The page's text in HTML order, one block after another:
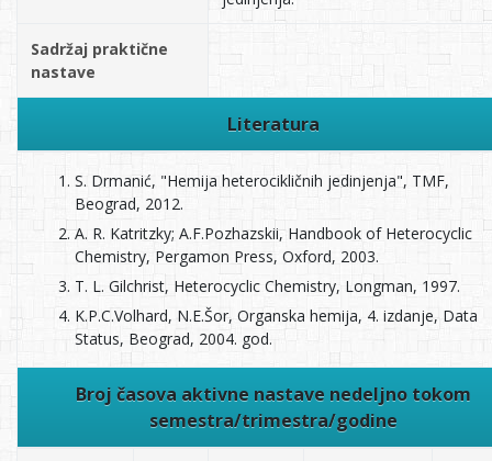
Sadržaj praktične
nastave
Literatura
S. Drmanić, "Hemija heterocikličnih jedinjenja", TMF,
Beograd, 2012.
A. R. Katritzky; A.F.Pozhazskii, Handbook of Heterocyclic
Chemistry, Pergamon Press, Oxford, 2003.
T. L. Gilchrist, Heterocyclic Chemistry, Longman, 1997.
K.P.C.Volhard, N.E.Šor, Organska hemija, 4. izdanje, Data
Status, Beograd, 2004. god.
Broj časova aktivne nastave nedeljno tokom
semestra/trimestra/godine